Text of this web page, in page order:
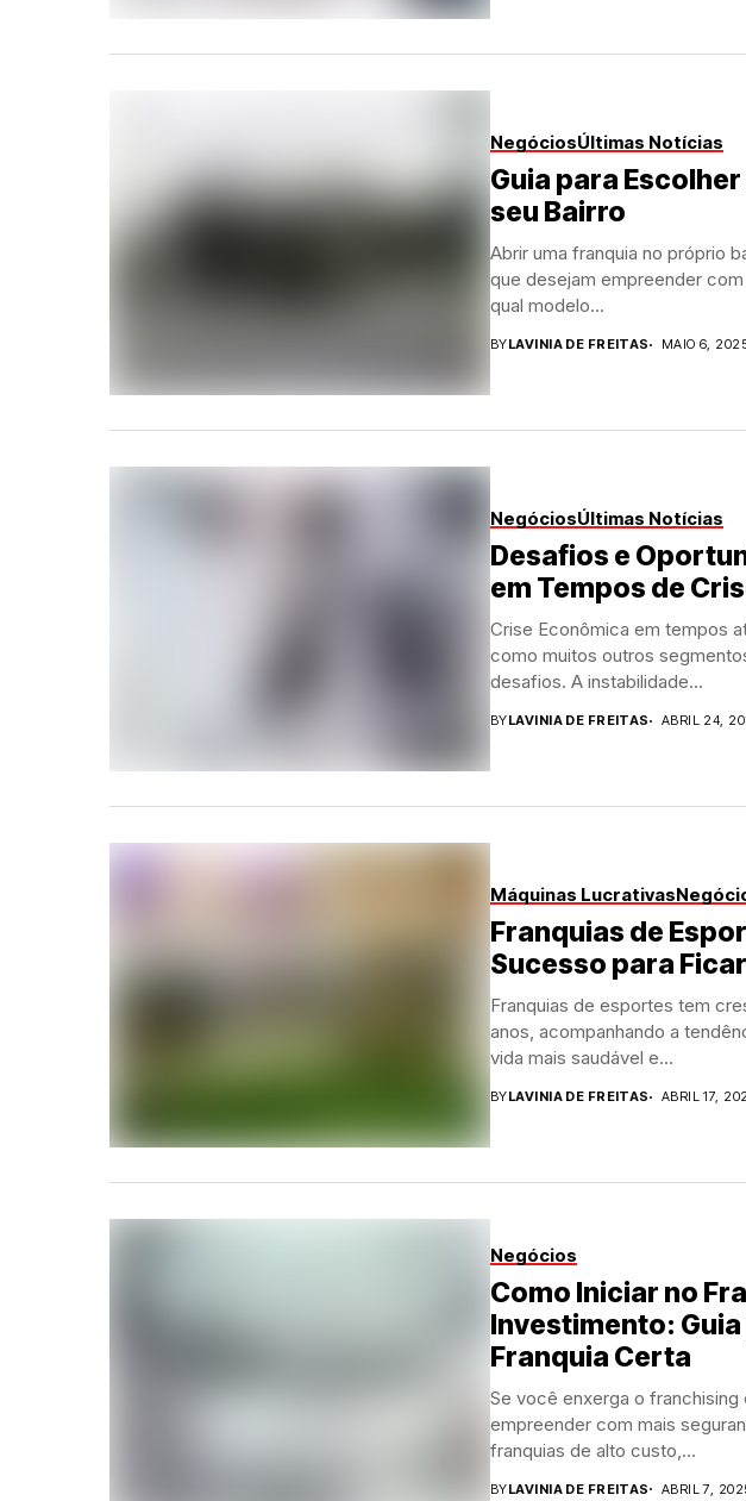
NegóciosÚltimas Notícias
Guia para
seu Bairro
Abrir uma franquia no próprio
que desejam empreender
qual modelo...
BYLAVINIA DE FREITAS MAIO 6,
NegóciosÚltimas Notícias
Desafios e
em Tempos de
Crise Econômica em tempos
como muitos outros
desafios. A instabilidade...
BYLAVINIA DE FREITAS ABRIL 24,
Máquinas Lucrativas
Franquias de
Sucesso para
Franquias de esportes tem
anos, acompanhando a
vida mais saudável e...
BYLAVINIA DE FREITAS ABRIL 17,
Negócios
Como Iniciar no
Investimento:
Franquia Certa
Se você enxerga o
empreender com mais
franquias de alto custo,...
BYLAVINIA DE FREITAS ABRIL 7,